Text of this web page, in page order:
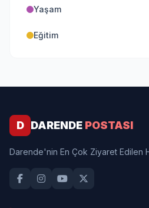
Yaşam
Eğitim
D DARENDE POSTASI
Darende'nin En Çok Ziyaret Edilen